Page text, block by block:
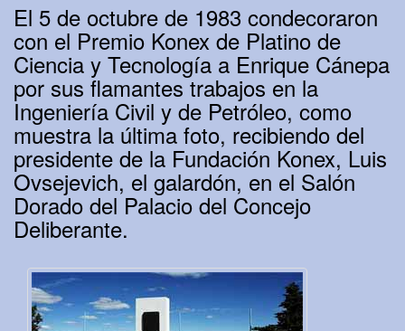
El 5 de octubre de 1983 condecoraron
con el Premio Konex de Platino de
Ciencia y Tecnología a Enrique Cánepa
por sus flamantes trabajos en la
Ingeniería Civil y de Petróleo, como
muestra la última foto, recibiendo del
presidente de la Fundación Konex, Luis
Ovsejevich, el galardón, en el Salón
Dorado del Palacio del Concejo
Deliberante.